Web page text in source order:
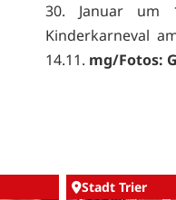
30. Januar um
Kinderkarneval
14.11. mg/Fotos:
Stadt Trier